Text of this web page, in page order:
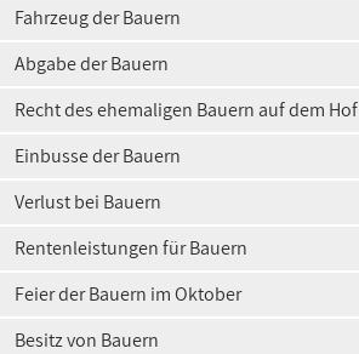
Fahrzeug der Bauern
Abgabe der Bauern
Recht des ehemaligen Bauern auf dem Hof
Einbusse der Bauern
Verlust bei Bauern
Rentenleistungen für Bauern
Feier der Bauern im Oktober
Besitz von Bauern